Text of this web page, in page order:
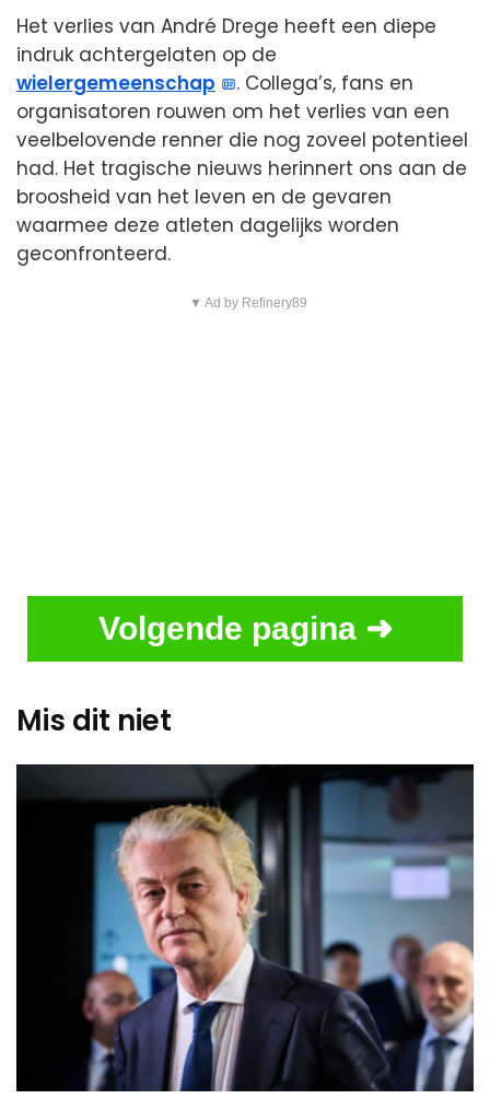
Het verlies van André Drege heeft een diepe
indruk achtergelaten op de
wielergemeenschap
. Collega’s, fans en
organisatoren rouwen om het verlies van een
veelbelovende renner die nog zoveel potentieel
had. Het tragische nieuws herinnert ons aan de
broosheid van het leven en de gevaren
waarmee deze atleten dagelijks worden
geconfronteerd.
▼ Ad by Refinery89
Volgende pagina ➜
Mis dit niet